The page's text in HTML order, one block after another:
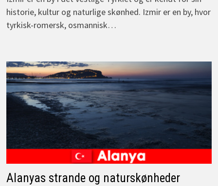
historie, kultur og naturlige skønhed. Izmir er en by, hvor
tyrkisk-romersk, osmannisk…
Alanyas strande og naturskønheder